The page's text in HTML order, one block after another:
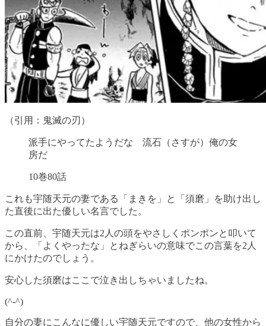
（引用：鬼滅の刃）
派手にやってたようだな 流石（さすが）俺の女
房だ
10巻80話
これも宇随天元の妻である「まきを」と「須磨」を助け出し
た直後に出た優しい名言でした。
この直前、宇随天元は2人の頭をやさしくポンポンと叩いて
から、「よくやったな」とねぎらいの意味でこの言葉を2人
にかけたのでしょう。
安心した須磨はここで泣き出しちゃいましたね。
(^-^)
自分の妻にこんなに優しい宇随天元ですので、他の女性から